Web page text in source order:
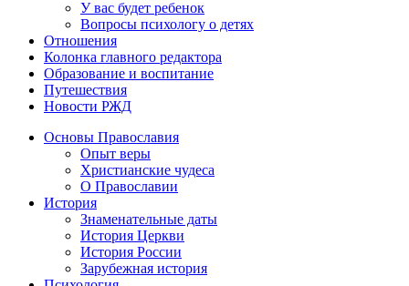
У вас будет ребенок
Вопросы психологу о детях
Отношения
Колонка главного редактора
Образование и воспитание
Путешествия
Новости РЖД
Основы Православия
Опыт веры
Христианские чудеса
О Православии
История
Знаменательные даты
История Церкви
История России
Зарубежная история